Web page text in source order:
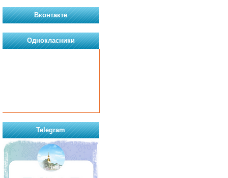
Вконтакте
Однокласники
Telegram